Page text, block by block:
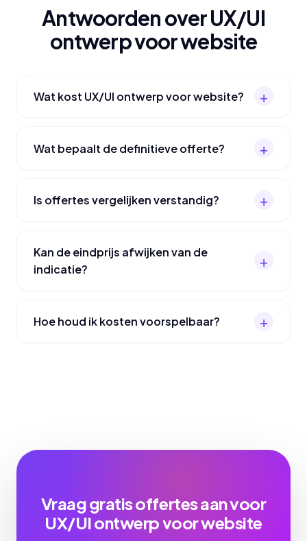
Antwoorden over UX/UI
ontwerp voor website
Wat kost UX/UI ontwerp voor website?
Wat bepaalt de definitieve offerte?
Is offertes vergelijken verstandig?
Kan de eindprijs afwijken van de
indicatie?
Hoe houd ik kosten voorspelbaar?
Vraag gratis offertes aan voor
UX/UI ontwerp voor website